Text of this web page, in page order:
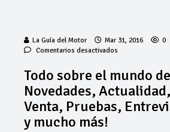
La Guía del Motor Mar 31, 2016 0
Comentarios desactivados
el
mundo
del
motor,
Todo sobre el mundo
Novedades,
Venta, Pruebas,
y mucho más!